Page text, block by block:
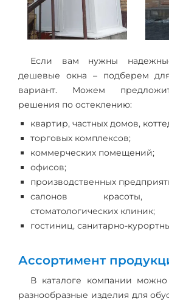
Если вам нужны
дешевые окна – подберем
вариант. Можем
решения по остеклению:
квартир, частных домов,
торговых комплексов;
коммерческих помещений;
офисов;
производственных
салонов красоты,
стоматологических клиник;
гостиниц, санитарно-
Ассортимент
В каталоге компании
разнообразные изделия для